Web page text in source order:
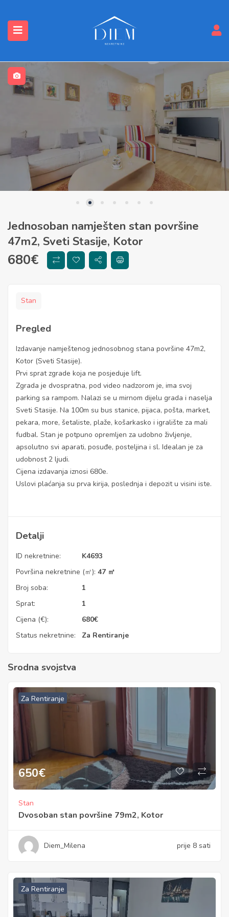
(Nekretnine)
Jednosoban namješten stan površine
47m2, Sveti Stasije, Kotor
680€
Stan
Pregled
Izdavanje namještenog jednosobnog stana površine 47m2,
Kotor (Sveti Stasije).
Prvi sprat zgrade koja ne posjeduje lift.
Zgrada je dvospratna, pod video nadzorom je, ima svoj
parking sa rampom. Nalazi se u mirnom dijelu grada i naselja
Sveti Stasije. Na 100m su bus stanice, pijaca, pošta, market,
pekara, more, šetaliste, plaže, košarkasko i igralište za mali
fudbal. Stan je potpuno opremljen za udobno življenje,
apsolutno svi aparati, posuđe, posteljina i sl. Idealan je za
udobnost 2 ljudi.
Cijena izdavanja iznosi 680e.
Uslovi plaćanja su prva kirija, poslednja i depozit u visini iste.
Detalji
ID nekretnine:
K4693
Površina nekretnine (㎡): 47 ㎡
Broj soba:
1
Sprat:
1
Cijena (€):
680€
Status nekretnine:
Za Rentiranje
Srodna svojstva
Za Rentiranje
650€
Stan
Dvosoban stan površine 79m2, Kotor
Diem_Milena prije 8 sati
Za Rentiranje